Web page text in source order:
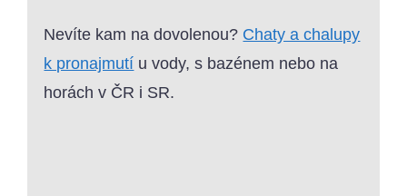
Nevíte kam na dovolenou? Chaty a chalupy
k pronajmutí u vody, s bazénem nebo na
horách v ČR i SR.